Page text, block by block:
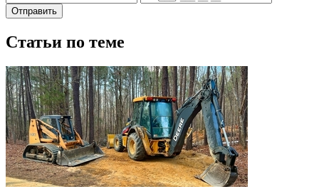
Отправить
Статьи по теме